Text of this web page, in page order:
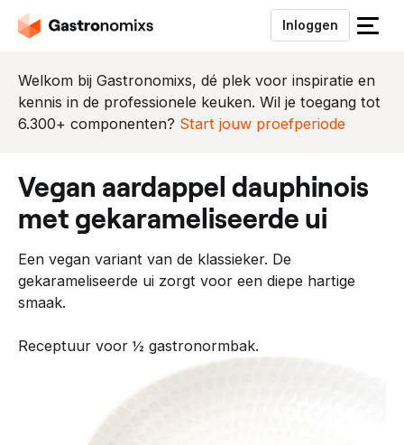
Inloggen
S
u
i
t
Welkom bij Gastronomixs, dé plek voor inspiratie en
kennis in de professionele keuken. Wil je toegang tot
6.300+ componenten? Start jouw proefperiode
vegan aardappel dauphinois
met gekarameliseerde ui
Een vegan variant van de klassieker. De
gekarameliseerde ui zorgt voor een diepe hartige
smaak.
Receptuur voor ½ gastronormbak.